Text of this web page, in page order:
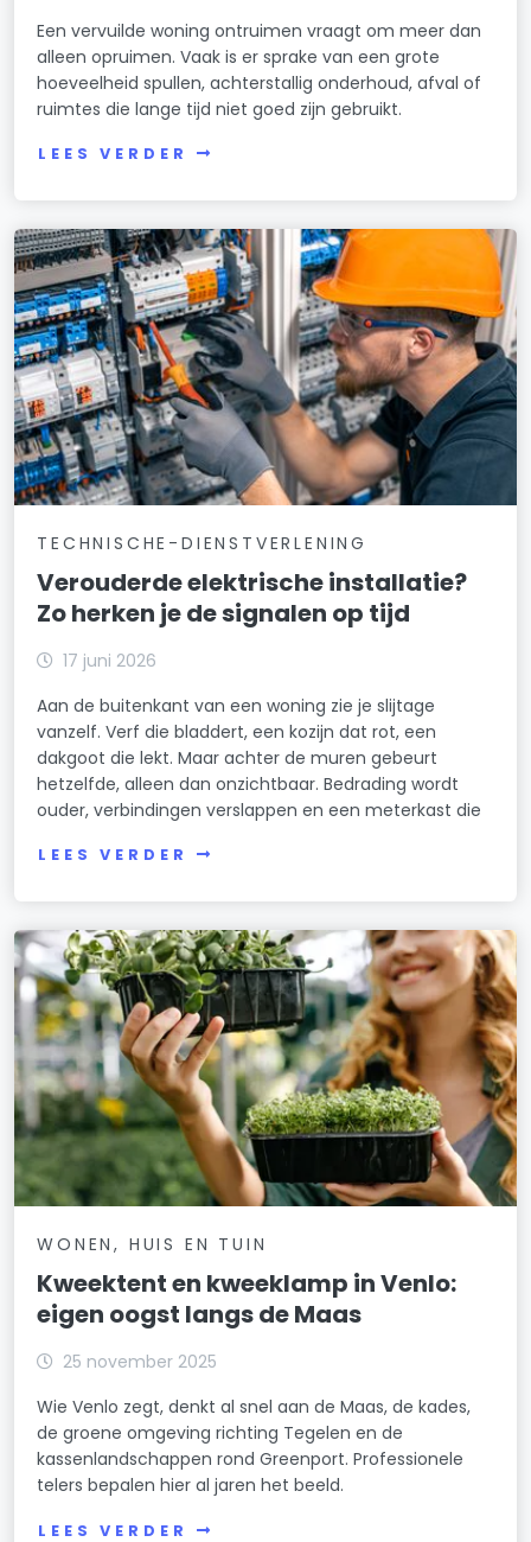
Een vervuilde woning ontruimen vraagt om meer dan
alleen opruimen. Vaak is er sprake van een grote
hoeveelheid spullen, achterstallig onderhoud, afval of
ruimtes die lange tijd niet goed zijn gebruikt.
LEES VERDER
TECHNISCHE-DIENSTVERLENING
Verouderde elektrische installatie?
Zo herken je de signalen op tijd
17 juni 2026
Aan de buitenkant van een woning zie je slijtage
vanzelf. Verf die bladdert, een kozijn dat rot, een
dakgoot die lekt. Maar achter de muren gebeurt
hetzelfde, alleen dan onzichtbaar. Bedrading wordt
ouder, verbindingen verslappen en een meterkast die
LEES VERDER
WONEN, HUIS EN TUIN
Kweektent en kweeklamp in Venlo:
eigen oogst langs de Maas
25 november 2025
Wie Venlo zegt, denkt al snel aan de Maas, de kades,
de groene omgeving richting Tegelen en de
kassenlandschappen rond Greenport. Professionele
telers bepalen hier al jaren het beeld.
LEES VERDER